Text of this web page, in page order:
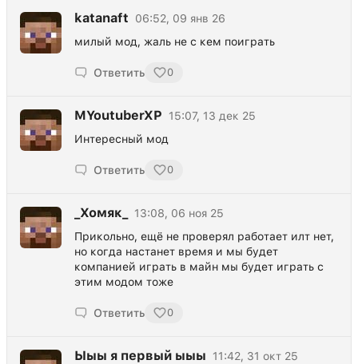
katanaft
06:52, 09 янв 26
милый мод, жаль не с кем поиграть
Ответить 0
MYoutuberXP
15:07, 13 дек 25
Интересный мод
Ответить 0
_Хомяк_
13:08, 06 ноя 25
Прикольно, ещё не проверял работает илт нет,
но когда настанет время и мы будет
компанией играть в майн мы будет играть с
этим модом тоже
Ответить 0
Ыыы я первый ыыы
11:42, 31 окт 25